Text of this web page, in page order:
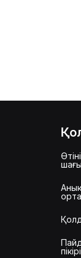
пікірі